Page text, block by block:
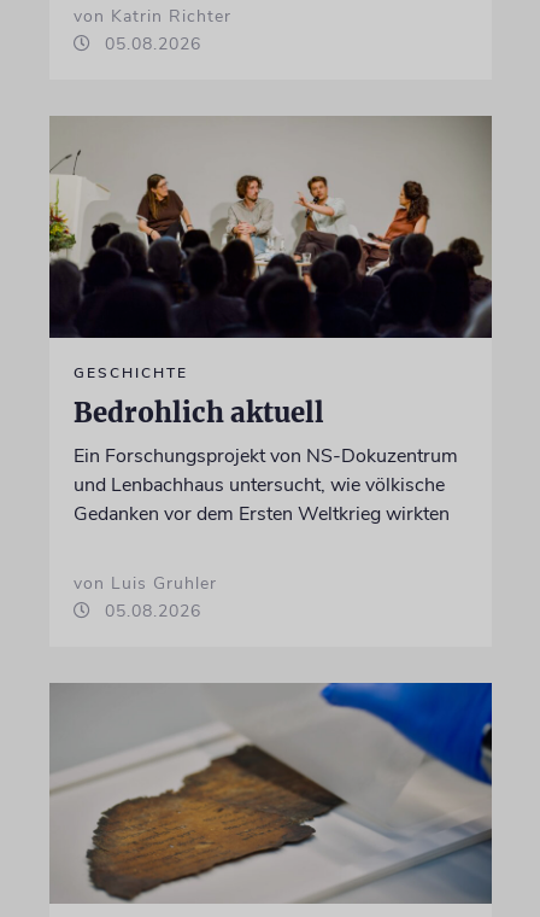
von Katrin Richter
05.08.2026
GESCHICHTE
Bedrohlich aktuell
Ein Forschungsprojekt von NS-Dokuzentrum
und Lenbachhaus untersucht, wie völkische
Gedanken vor dem Ersten Weltkrieg wirkten
von Luis Gruhler
05.08.2026